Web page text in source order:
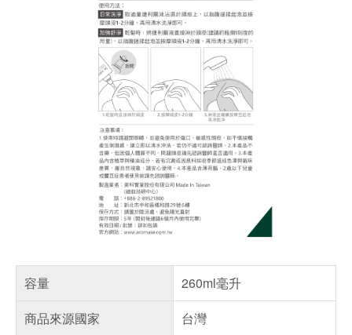
容量
260ml毫升
商品來源國家
台灣